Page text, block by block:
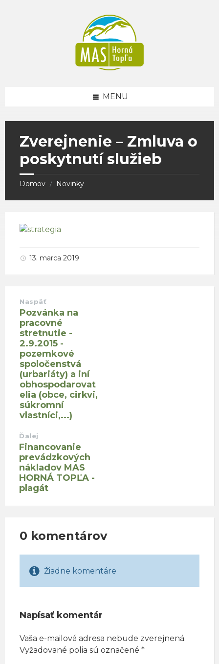
MENU
Zverejnenie – Zmluva o
poskytnutí služieb
Domov / Novinky
13. marca 2019
Naspäť
Pozvánka na
pracovné
stretnutie -
2.9.2015 -
pozemkové
spoločenstvá
(urbariáty) a iní
obhospodarovat
elia (obce, cirkvi,
súkromní
vlastníci,...)
Ďalej
Financovanie
prevádzkových
nákladov MAS
HORNÁ TOPĽA -
plagát
0 komentárov
Žiadne komentáre
Napísať komentár
Vaša e-mailová adresa nebude zverejnená.
Vyžadované polia sú označené *